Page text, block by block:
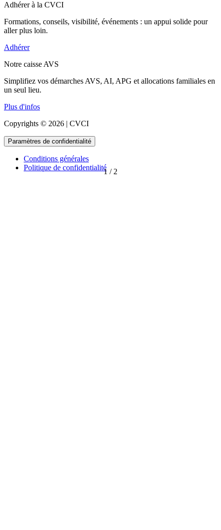
1 / 2
Adhérer à la CVCI
Formations, conseils, visibilité, événements : un appui solide pour
aller plus loin.
Adhérer
Notre caisse AVS
Simplifiez vos démarches AVS, AI, APG et allocations familiales en
un seul lieu.
Plus d'infos
Copyrights © 2026 | CVCI
Paramètres de confidentialité
Conditions générales
Politique de confidentialité